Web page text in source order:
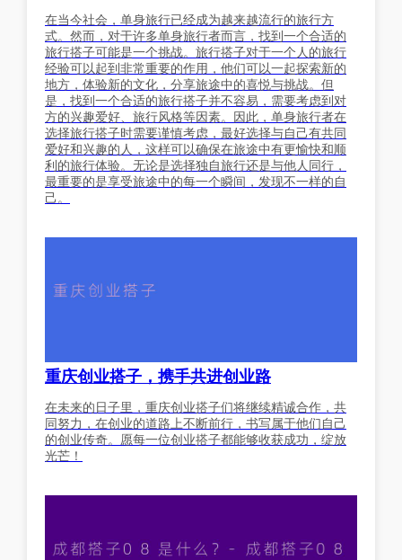
在当今社会，单身旅行已经成为越来越流行的旅行方
式。然而，对于许多单身旅行者而言，找到一个合适的
旅行搭子可能是一个挑战。旅行搭子对于一个人的旅行
经验可以起到非常重要的作用，他们可以一起探索新的
地方，体验新的文化，分享旅途中的喜悦与挑战。但
是，找到一个合适的旅行搭子并不容易，需要考虑到对
方的兴趣爱好、旅行风格等因素。因此，单身旅行者在
选择旅行搭子时需要谨慎考虑，最好选择与自己有共同
爱好和兴趣的人，这样可以确保在旅途中有更愉快和顺
利的旅行体验。无论是选择独自旅行还是与他人同行，
最重要的是享受旅途中的每一个瞬间，发现不一样的自
己。
重庆创业搭子，携手共进创业路
在未来的日子里，重庆创业搭子们将继续精诚合作，共
同努力，在创业的道路上不断前行，书写属于他们自己
的创业传奇。愿每一位创业搭子都能够收获成功，绽放
光芒！